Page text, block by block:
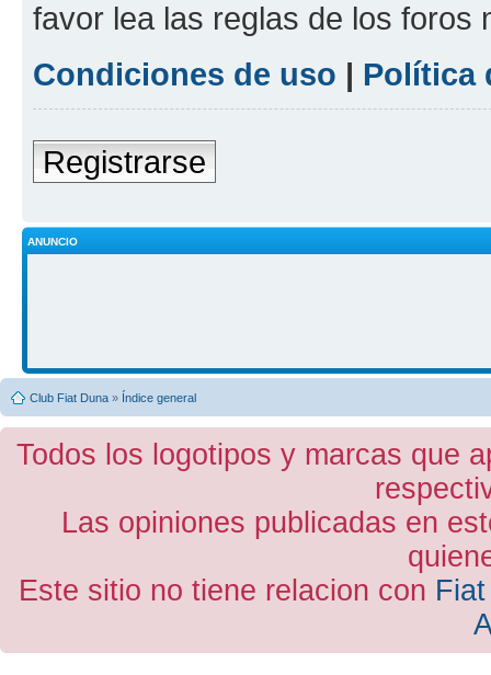
favor lea las reglas de los foros
Condiciones de uso | Política
Registrarse
ANUNCIO
Club Fiat Duna » Índice general
Todos los logotipos y marcas que
Las opiniones publicadas en
Este sitio no tiene relacion con